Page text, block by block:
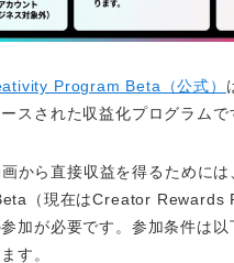
Program Beta（公式）
スされた収益化プログラムで
から直接収益を得るために
（現在はCreator Rewards
加が必要です。参加条件は以
す。